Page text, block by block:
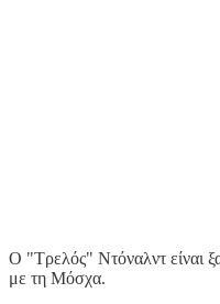
Ο "Τρελός" Ντόναλντ είναι
με τη Μόσχα.